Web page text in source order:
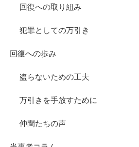
回復への取り組み
犯罪としての万引き
回復への歩み
盗らないための工夫
万引きを手放すために
仲間たちの声